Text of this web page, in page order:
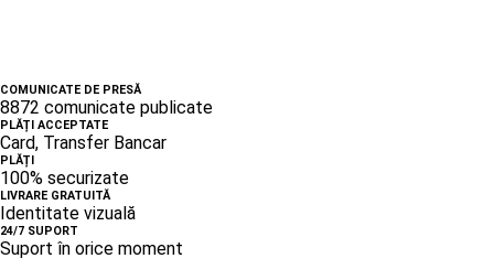
COMUNICATE DE PRESĂ
8872 comunicate publicate
PLĂȚI ACCEPTATE
Card, Transfer Bancar
PLĂȚI
100% securizate
LIVRARE GRATUITĂ
Identitate vizuală
24/7 SUPORT
Suport în orice moment